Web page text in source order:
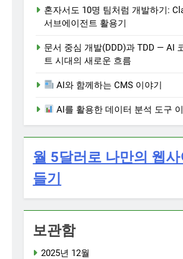
혼자서도 10명 팀처럼 개발하기:
서브에이전트 활용기
문서 중심 개발(DDD)과 TDD — AI
트 시대의 새로운 흐름
AI와 함께하는 CMS 이야기
AI를 활용한 데이터 분석 도구
월 5달러로 나만의 웹
들기
보관함
2025년 12월